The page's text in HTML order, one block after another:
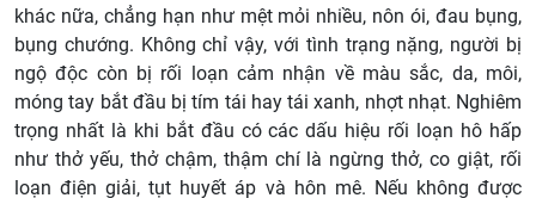
khác nữa, chẳng hạn như mệt mỏi nhiều, nôn ói, đau bụng,
bụng chướng. Không chỉ vậy, với tình trạng nặng, người bị
ngộ độc còn bị rối loạn cảm nhận về màu sắc, da, môi,
móng tay bắt đầu bị tím tái hay tái xanh, nhợt nhạt. Nghiêm
trọng nhất là khi bắt đầu có các dấu hiệu rối loạn hô hấp
như thở yếu, thở chậm, thậm chí là ngừng thở, co giật, rối
loạn điện giải, tụt huyết áp và hôn mê. Nếu không được